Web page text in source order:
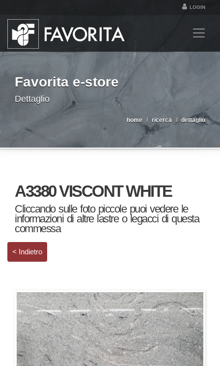
LOGIN
Favorita e-store
Dettaglio
home ricerca dettaglio
A3380 VISCONT WHITE
Cliccando sulle foto piccole puoi vedere le
informazioni di altre lastre o legacci di questa
commessa
< Indietro